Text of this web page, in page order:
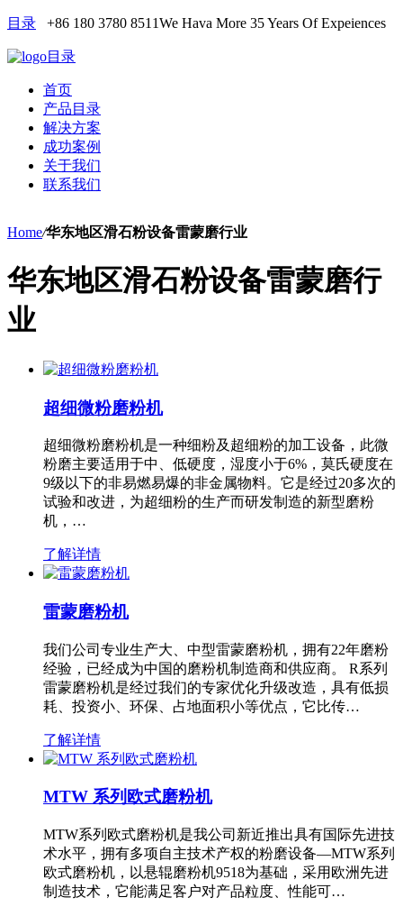
目录 +86 180 3780 8511We Hava More 35 Years Of Expeiences
目录
首页
产品目录
解决方案
成功案例
关于我们
联系我们
Home/华东地区滑石粉设备雷蒙磨行业
华东地区滑石粉设备雷蒙磨行
业
超细微粉磨粉机
超细微粉磨粉机是一种细粉及超细粉的加工设备，此微
粉磨主要适用于中、低硬度，湿度小于6%，莫氏硬度在
9级以下的非易燃易爆的非金属物料。它是经过20多次的
试验和改进，为超细粉的生产而研发制造的新型磨粉
机，…
了解详情
雷蒙磨粉机
我们公司专业生产大、中型雷蒙磨粉机，拥有22年磨粉
经验，已经成为中国的磨粉机制造商和供应商。 R系列
雷蒙磨粉机是经过我们的专家优化升级改造，具有低损
耗、投资小、环保、占地面积小等优点，它比传…
了解详情
MTW 系列欧式磨粉机
MTW系列欧式磨粉机是我公司新近推出具有国际先进技
术水平，拥有多项自主技术产权的粉磨设备—MTW系列
欧式磨粉机，以悬辊磨粉机9518为基础，采用欧洲先进
制造技术，它能满足客户对产品粒度、性能可…